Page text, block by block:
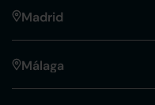
Madrid
Málaga